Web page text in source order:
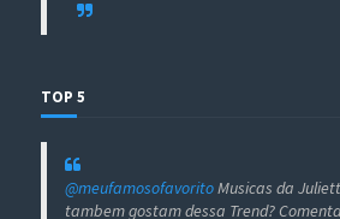
TOP 5
@meufamosofavoritoMusicas da
tambem gostam dessa Trend?